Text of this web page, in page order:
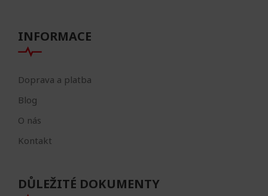
INFORMACE
Doprava a platba
Blog
O nás
Kontakt
DŮLEŽITÉ DOKUMENTY